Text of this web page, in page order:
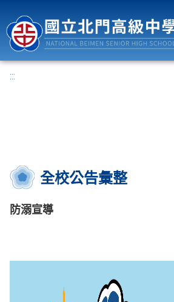
:::
全校公告彙整
防溺宣導